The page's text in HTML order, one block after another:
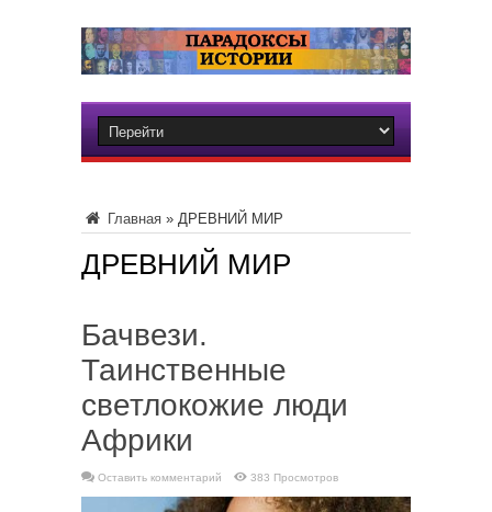
Главная » ДРЕВНИЙ МИР
ДРЕВНИЙ МИР
Бачвези.
Таинственные
светлокожие люди
Африки
Оставить комментарий 383 Просмотров